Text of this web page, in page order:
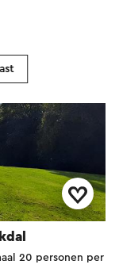
20 personen per